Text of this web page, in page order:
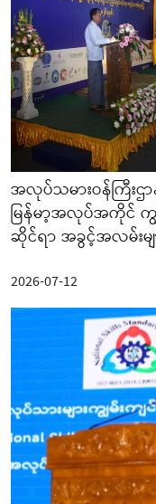
အလုပ်သမားဝန်ကြီးဌာ
မြန်မာ့အလုပ်အကိုင် က
ဆိုင်ရာ အခွင့်အလမ်းမ
2026-07-12